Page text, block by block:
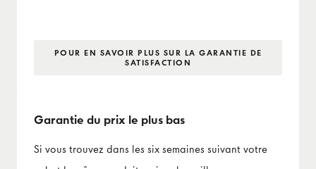
POUR EN SAVOIR PLUS SUR LA GARANTIE DE
SATISFACTION
Garantie du prix le plus bas
Si vous trouvez dans les six semaines suivant votre